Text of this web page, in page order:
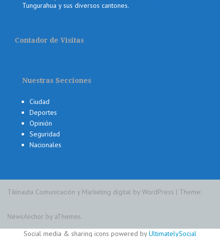
Tungurahua y sus diversos cantones.
Contador de Visitas
Nuestras Secciones
Ciudad
Deportes
Opinión
Seguridad
Nacionales
Tikinauta Comunicación y Marketing digital by WordPress | Theme:
NewsAnchor by aThemes.
Social media & sharing icons powered byUltimatelySocial